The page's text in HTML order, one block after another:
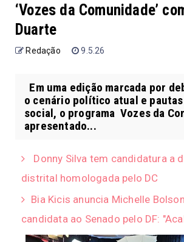
‘Vozes da Comunidade’
Duarte
Redação 9.5.26
Em uma edição marcada por
o cenário político atual e
social, o programa Vozes da
apresentado...
Donny Silva tem candidatura a
distrital homologada pelo DC
Bia Kicis anuncia Michelle
candidata ao Senado pelo DF: